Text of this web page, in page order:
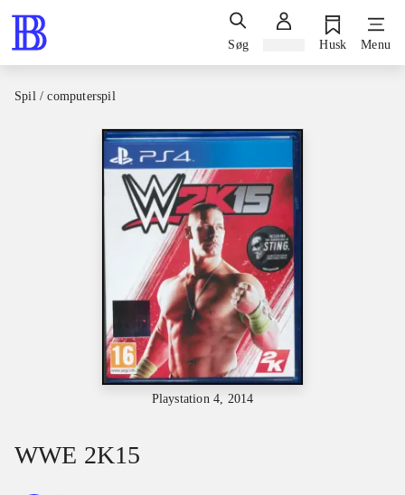
Søg Husk Menu
Spil / computerspil
Playstation 4, 2014
WWE 2K15